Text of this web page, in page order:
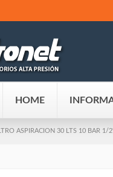
HOME
ASPIRACION 30 LTS 10 BAR 1/